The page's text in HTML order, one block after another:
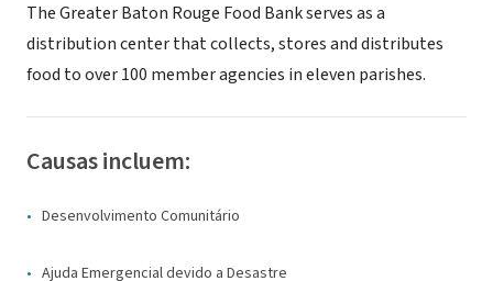
The Greater Baton Rouge Food Bank serves as a
distribution center that collects, stores and distributes
food to over 100 member agencies in eleven parishes.
Causas incluem:
Desenvolvimento Comunitário
Ajuda Emergencial devido a Desastre